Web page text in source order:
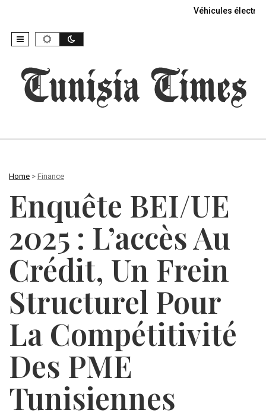
Véhicules
Home > Finance
Enquête BEI/UE
2025 : L’accès Au
Crédit, Un Frein
Structurel Pour
La Compétitivité
Des PME
Tunisiennes